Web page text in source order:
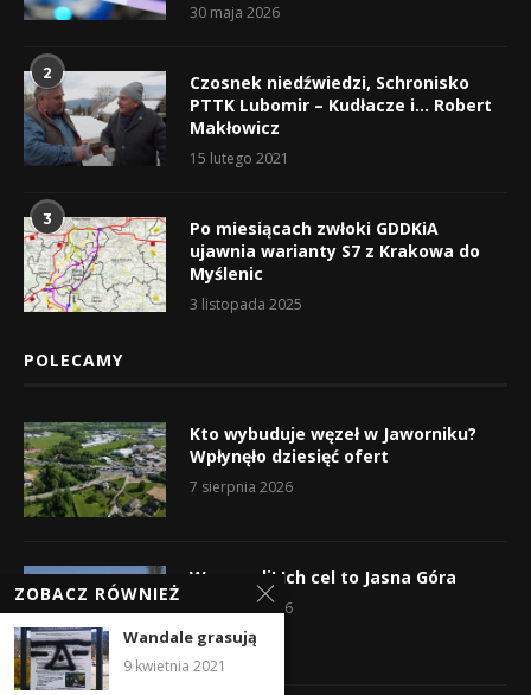
30 maja 2026
2
Czosnek niedźwiedzi, Schronisko
PTTK Lubomir – Kudłacze i… Robert
Makłowicz
15 lutego 2021
3
Po miesiącach zwłoki GDDKiA
ujawnia warianty S7 z Krakowa do
Myślenic
3 listopada 2025
POLECAMY
Kto wybuduje węzeł w Jaworniku?
Wpłynęło dziesięć ofert
7 sierpnia 2026
Wyruszyli! Ich cel to Jasna Góra
5 sierpnia 2026
ZOBACZ RÓWNIEŻ
Wandale grasują
9 kwietnia 2021